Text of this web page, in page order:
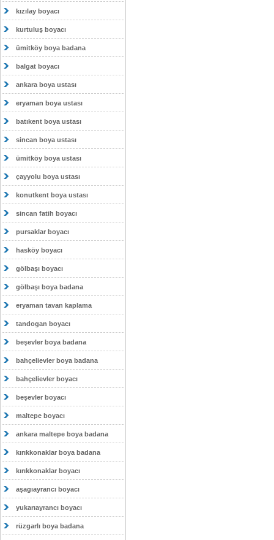
kızılay boyacı
kurtuluş boyacı
ümitköy boya badana
balgat boyacı
ankara boya ustası
eryaman boya ustası
batıkent boya ustası
sincan boya ustası
ümitköy boya ustası
çayyolu boya ustası
konutkent boya ustası
sincan fatih boyacı
pursaklar boyacı
hasköy boyacı
gölbaşı boyacı
gölbaşı boya badana
eryaman tavan kaplama
tandogan boyacı
beşevler boya badana
bahçelievler boya badana
bahçelievler boyacı
beşevler boyacı
maltepe boyacı
ankara maltepe boya badana
kırıkkonaklar boya badana
kırıkkonaklar boyacı
aşagıayrancı boyacı
yukarıayrancı boyacı
rüzgarlı boya badana